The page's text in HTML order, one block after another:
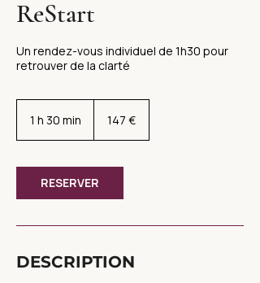
ReStart
Un rendez-vous individuel de 1h30 pour
retrouver de la clarté
1 h 30 min
i
n
147 €
RESERVER
DESCRIPTION